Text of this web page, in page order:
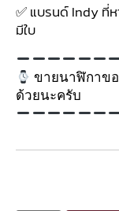
✅ แบรนด์ Indy ที่ห
มีใบ
ขายนาฬิกาข
ด้วยนะครับ